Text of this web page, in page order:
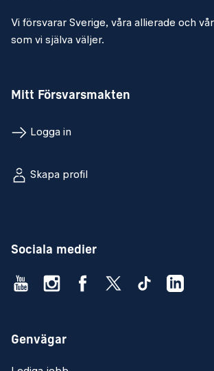
Vi försvarar Sverige, våra allierade och
som vi själva väljer.
Mitt Försvarsmakten
Logga in
Skapa profil
Sociala medier
Genvägar